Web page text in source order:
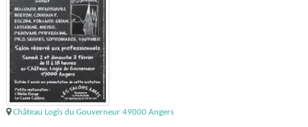
Château Logis du Gouverneur 49000 Angers